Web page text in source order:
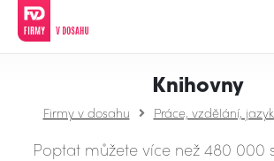
Knihovny
Firmy v dosahu Práce, vzdělání,
Poptat můžete více než 480 000